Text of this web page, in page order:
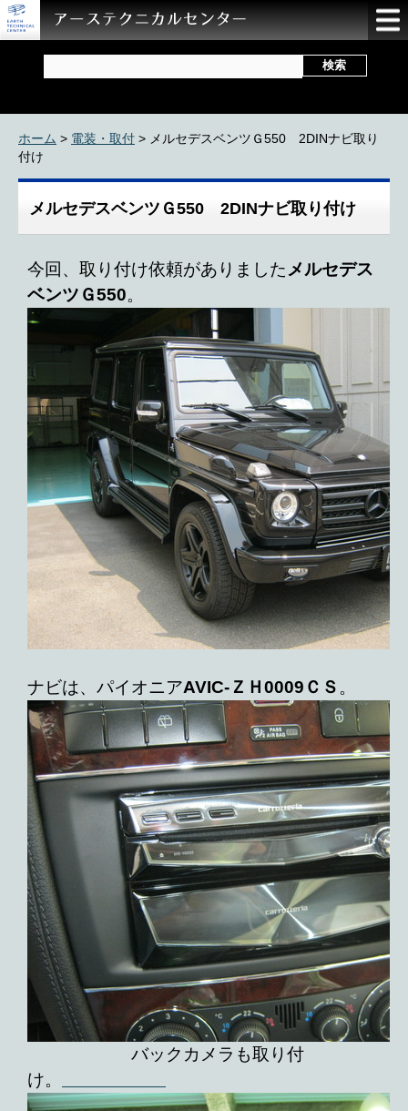
ホーム > 電装・取付 > メルセデスベンツＧ550 2DINナビ取り
付け
メルセデスベンツＧ550 2DINナビ取り付け
今回、取り付け依頼がありましたメルセデス
ベンツＧ550。
ナビは、パイオニアAVIC-ＺＨ0009ＣＳ 。
バックカメラも取り付
け。